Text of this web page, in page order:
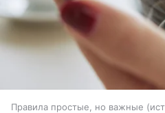
Правила простые, но важные